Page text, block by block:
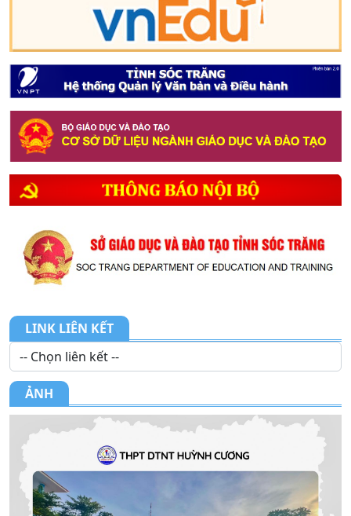
1. THÔNG BÁO về việc tổ chức tiếp công
2. Kế hoạch Thực hiện mô hình truyền thông
...
3. Công văn V/v triển khai thực hiện tiếp n...
4. Bảng ghi tên ghi điểm tuyển sinh 10 năm ...
6. Thông báo V/v tổ chức tiếp công dân, đối...
7. Tầm quan trọng của tài nguyên nước hiện ...
8. CHUYÊN ĐỀ: NHỊP CẦU HÓA HỌC KẾT NỐI
LÝ T...
9. MỘT SỐ BIỆN PHÁP GIÚP HỌC SINH LỚP 12
NÂ...
10. THÔNG BÁO LỊCH TIẾP DÂN THÁNG 4 NĂM
LINK LIÊN KẾT
ẢNH